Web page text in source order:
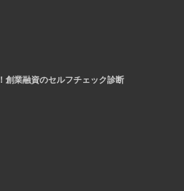
創業融資のセルフチェック診断